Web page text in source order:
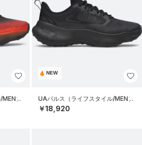
）
NEW
UAパルス（ライフスタイル/MEN）
￥18,920